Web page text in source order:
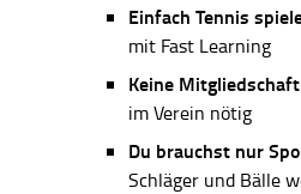
Einfach Tennis
mit Fast Learning
Keine Mitgliedschaft
im Verein nötig
Du brauchst nur
Schläger und Bälle